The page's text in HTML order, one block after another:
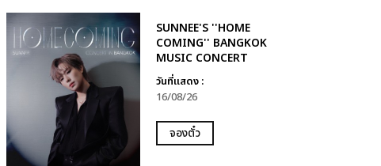
SUNNEE'S ''HOME
COMING'' BANGKOK
MUSIC CONCERT
วันที่แสดง :
16/08/26
จองตั๋ว